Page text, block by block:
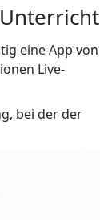
eine App von
Live-
bei der der